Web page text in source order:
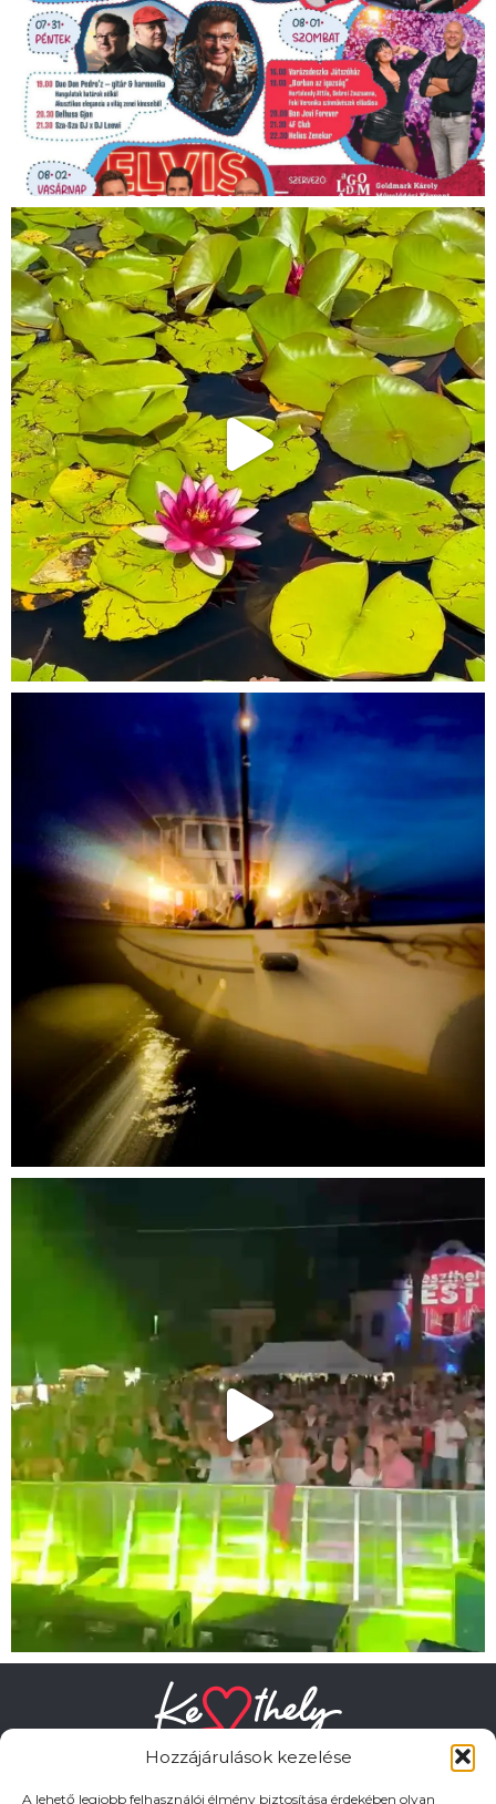
Hozzájárulások kezelése
A lehető legjobb felhasználói élmény biztosítása érdekében olyan